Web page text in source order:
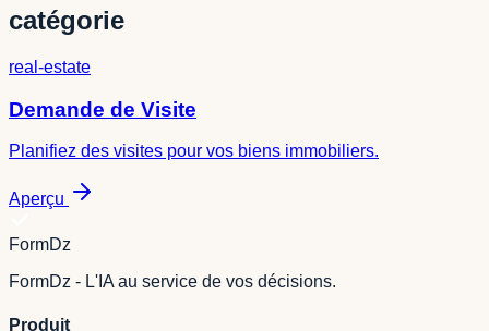
catégorie
real-estate
Demande de Visite
Planifiez des visites pour vos biens immobiliers.
Aperçu
FormDz
FormDz - L'IA au service de vos décisions.
Produit